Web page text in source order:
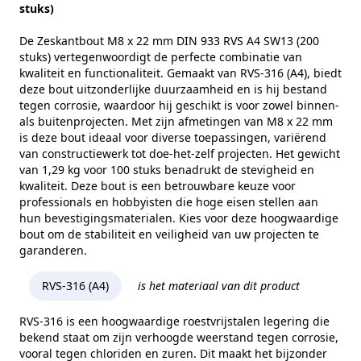
Kopvorm
Alternatieve norm
ISO 4017
Maat (e)
14,38 mm
Kophoogte (k)
5,3 mm
Gewicht per 100 stuks
1,29 kg
Aandrijving
Buitenzeskant met sleuf
Draadtype
Metrisch
Inhoud verpakking
200
Merk
RVS Products
stuks)
De Zeskantbout M8 x 22 mm DIN 933 RVS A4 SW13 (200
stuks) vertegenwoordigt de perfecte combinatie van
kwaliteit en functionaliteit. Gemaakt van RVS-316 (A4), biedt
deze bout uitzonderlijke duurzaamheid en is hij bestand
tegen corrosie, waardoor hij geschikt is voor zowel binnen-
als buitenprojecten. Met zijn afmetingen van M8 x 22 mm
is deze bout ideaal voor diverse toepassingen, variërend
van constructiewerk tot doe-het-zelf projecten. Het gewicht
van 1,29 kg voor 100 stuks benadrukt de stevigheid en
kwaliteit. Deze bout is een betrouwbare keuze voor
professionals en hobbyisten die hoge eisen stellen aan
hun bevestigingsmaterialen. Kies voor deze hoogwaardige
bout om de stabiliteit en veiligheid van uw projecten te
garanderen.
RVS-316 (A4) is het materiaal van dit product
RVS-316 is een hoogwaardige roestvrijstalen legering die
bekend staat om zijn verhoogde weerstand tegen corrosie,
vooral tegen chloriden en zuren. Dit maakt het bijzonder